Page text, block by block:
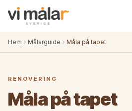
Hem Målarguide Måla på tapet
RENOVERING
Måla på tapet